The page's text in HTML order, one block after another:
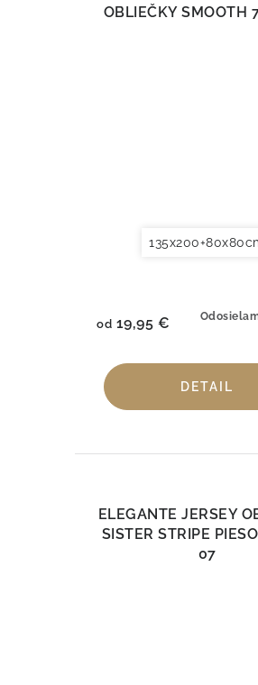
OBLIEČKY SMOOTH
od 19,95 €
DETAIL
ELEGANTE JERSEY
SISTER STRIPE
07